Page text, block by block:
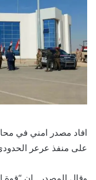
افاد مصدر امني في
على منفذ عرعر الحدودي
وقال المصدر , ان